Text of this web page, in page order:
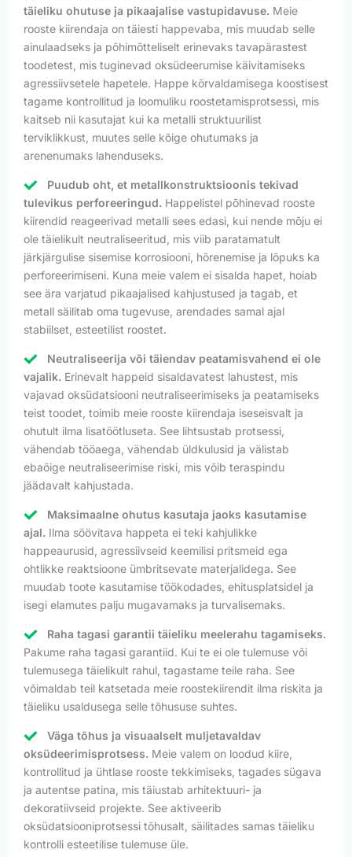
täieliku ohutuse ja pikaajalise vastupidavuse. Meie
rooste kiirendaja on täiesti happevaba, mis muudab selle
ainulaadseks ja põhimõtteliselt erinevaks tavapärastest
toodetest, mis tuginevad oksüdeerumise käivitamiseks
agressiivsetele hapetele. Happe kõrvaldamisega koostisest
tagame kontrollitud ja loomuliku roostetamisprotsessi, mis
kaitseb nii kasutajat kui ka metalli struktuurilist
terviklikkust, muutes selle kõige ohutumaks ja
arenenumaks lahenduseks.
Puudub oht, et metallkonstruktsioonis tekivad
tulevikus perforeeringud. Happelistel põhinevad rooste
kiirendid reageerivad metalli sees edasi, kui nende mõju ei
ole täielikult neutraliseeritud, mis viib paratamatult
järkjärgulise sisemise korrosiooni, hõrenemise ja lõpuks ka
perforeerimiseni. Kuna meie valem ei sisalda hapet, hoiab
see ära varjatud pikaajalised kahjustused ja tagab, et
metall säilitab oma tugevuse, arendades samal ajal
stabiilset, esteetilist roostet.
Neutraliseerija või täiendav peatamisvahend ei ole
vajalik. Erinevalt happeid sisaldavatest lahustest, mis
vajavad oksüdatsiooni neutraliseerimiseks ja peatamiseks
teist toodet, toimib meie rooste kiirendaja iseseisvalt ja
ohutult ilma lisatöötluseta. See lihtsustab protsessi,
vähendab tööaega, vähendab üldkulusid ja välistab
ebaõige neutraliseerimise riski, mis võib teraspindu
jäädavalt kahjustada.
Maksimaalne ohutus kasutaja jaoks kasutamise
ajal. Ilma söövitava happeta ei teki kahjulikke
happeaurusid, agressiivseid keemilisi pritsmeid ega
ohtlikke reaktsioone ümbritsevate materjalidega. See
muudab toote kasutamise töökodades, ehitusplatsidel ja
isegi elamutes palju mugavamaks ja turvalisemaks.
Raha tagasi garantii täieliku meelerahu tagamiseks.
Pakume raha tagasi garantiid. Kui te ei ole tulemuse või
tulemusega täielikult rahul, tagastame teile raha. See
võimaldab teil katsetada meie roostekiirendit ilma riskita ja
täieliku usaldusega selle tõhususe suhtes.
Väga tõhus ja visuaalselt muljetavaldav
oksüdeerimisprotsess. Meie valem on loodud kiire,
kontrollitud ja ühtlase rooste tekkimiseks, tagades sügava
ja autentse patina, mis täiustab arhitektuuri- ja
dekoratiivseid projekte. See aktiveerib
oksüdatsiooniprotsessi tõhusalt, säilitades samas täieliku
kontrolli esteetilise tulemuse üle.